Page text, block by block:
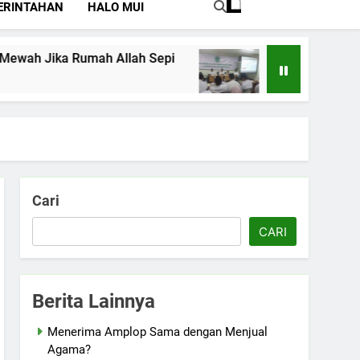
HALO MUI
Jika Rumah Allah Sepi Perkuat
Juli 15, 2026
Cari
CARI
Berita Lainnya
Menerima Amplop Sama dengan Menjual
Agama?